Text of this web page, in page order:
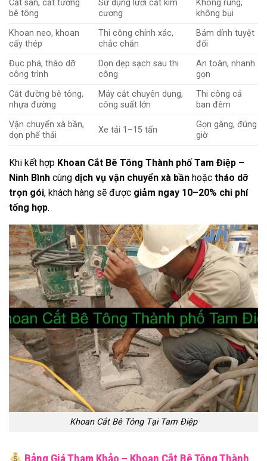
Cắt sàn, cắt tường
bê tông
Sử dụng lưỡi cắt kim
cương
Không rung,
không bụi
Khoan neo, khoan
cấy thép
Thi công chính xác,
chắc chắn
Bám dính tuyệt
đối
Đục phá, tháo dỡ
công trình
Dọn dẹp sạch sau thi
công
An toàn, nhanh
gọn
Cắt đường bê tông,
nhựa đường
Máy cắt chuyên dụng,
công suất lớn
Thi công cả
ban đêm
Vận chuyển xà bần,
dọn phế thải
Xe tải 1–15 tấn
Gọn gàng, đúng
giờ
Khi kết hợp Khoan Cắt Bê Tông Thành phố Tam Điệp –
Ninh Bình cùng dịch vụ vận chuyển xà bần hoặc tháo dỡ
trọn gói, khách hàng sẽ được giảm ngay 10–20% chi phí
tổng hợp.
Khoan Cắt Bê Tông Tại Tam Điệp